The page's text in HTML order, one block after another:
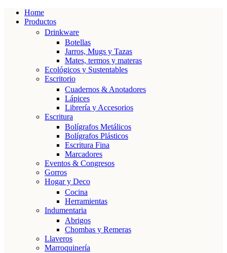
Home
Productos
Drinkware
Botellas
Jarros, Mugs y Tazas
Mates, termos y materas
Ecológicos y Sustentables
Escritorio
Cuadernos & Anotadores
Lápices
Librería y Accesorios
Escritura
Bolígrafos Metálicos
Bolígrafos Plásticos
Escritura Fina
Marcadores
Eventos & Congresos
Gorros
Hogar y Deco
Cocina
Herramientas
Indumentaria
Abrigos
Chombas y Remeras
Llaveros
Marroquinería